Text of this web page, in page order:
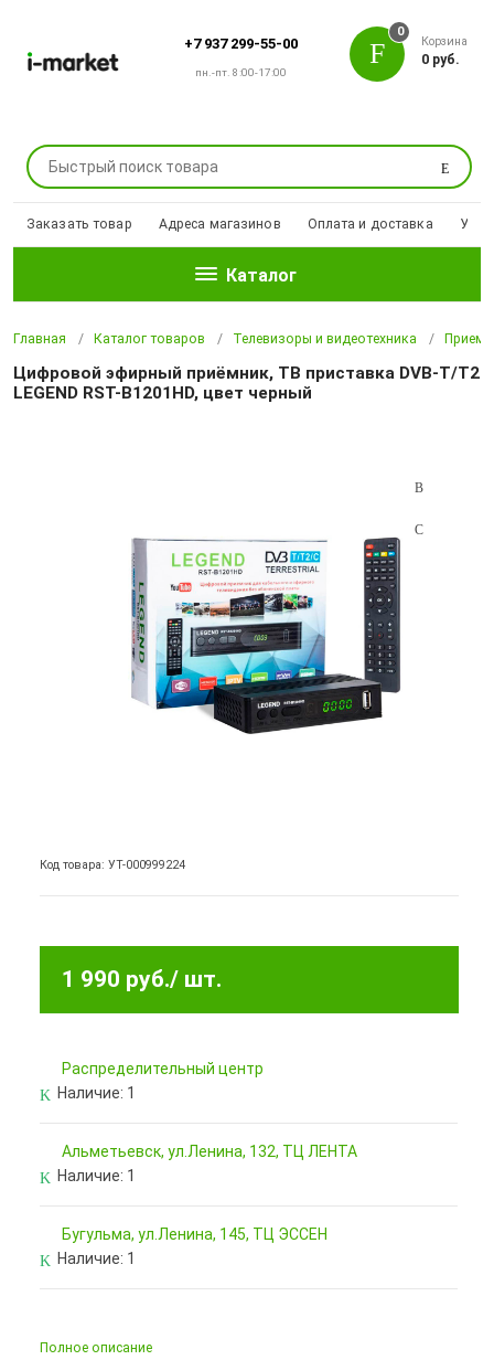
+7 937 299-55-00
пн.-пт. 8:00-17:00
Поиск
0
Корзина
0 руб.
Заказать товар Адреса магазинов Оплата и доставка
Каталог
Главная Каталог товаров Телевизоры и видеотехника Прием
Цифровой эфирный приёмник, ТВ приставка DVB-T/T2
LEGEND RST-B1201HD, цвет черный
Код товара: УТ-000999224
1 990 руб./ шт.
Pаспределительный центр
Наличие: 1
Альметьевск, ул.Ленина, 132, ТЦ ЛЕНТА
Наличие: 1
Бугульма, ул.Ленина, 145, ТЦ ЭССЕН
Наличие: 1
Полное описание